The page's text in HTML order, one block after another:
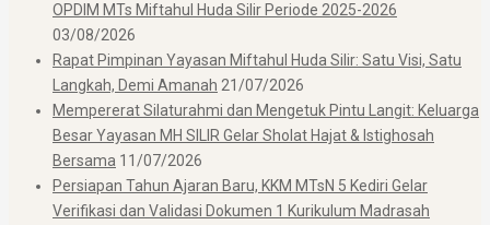
OPDIM MTs Miftahul Huda Silir Periode 2025-2026
03/08/2026
Rapat Pimpinan Yayasan Miftahul Huda Silir: Satu Visi, Satu
Langkah, Demi Amanah 21/07/2026
Mempererat Silaturahmi dan Mengetuk Pintu Langit: Keluarga
Besar Yayasan MH SILIR Gelar Sholat Hajat & Istighosah
Bersama 11/07/2026
Persiapan Tahun Ajaran Baru, KKM MTsN 5 Kediri Gelar
Verifikasi dan Validasi Dokumen 1 Kurikulum Madrasah